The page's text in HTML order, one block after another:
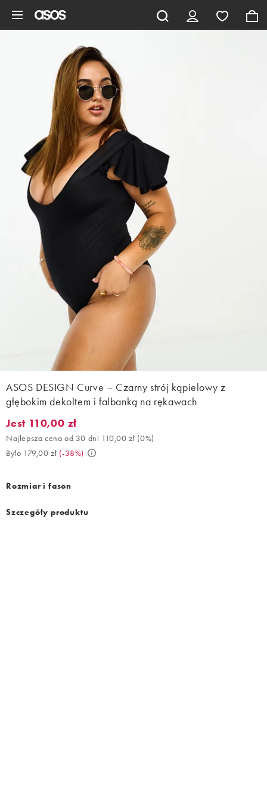
ASOS DESIGN Curve – Czarny strój kąpielowy z
głębokim dekoltem i falbanką na rękawach
Jest 110,00 zł. Najlepsza cena od 30 dni 110,00 zł (0%). Było
Jest 110,00 zł
Najlepsza cena od 30 dni 110,00 zł (0%)
Było 179,00 zł (-38%)
Rozmiar i fason
Szczegóły produktu